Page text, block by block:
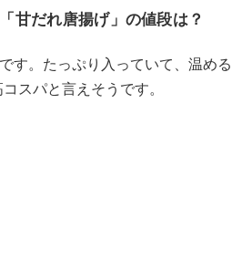
甘だれ唐揚げ」の値段は？
す。たっぷり入っていて、温める
スパと言えそうです。